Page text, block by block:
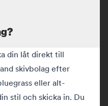
din låt direkt till
skivbolag efter
eller alt-
stil och skicka in. Du